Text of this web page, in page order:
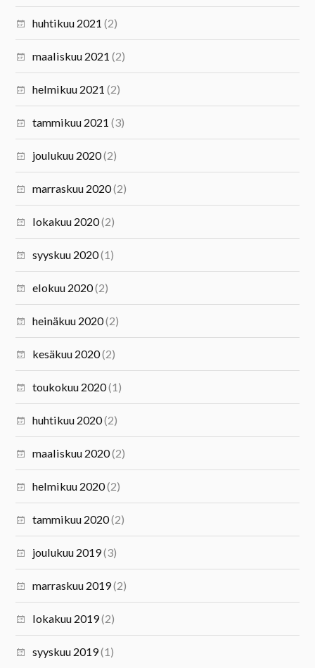
huhtikuu 2021 (2)
maaliskuu 2021 (2)
helmikuu 2021 (2)
tammikuu 2021 (3)
joulukuu 2020(2)
marraskuu 2020(2)
lokakuu 2020(2)
syyskuu 2020(1)
elokuu 2020(2)
heinäkuu 2020(2)
kesäkuu 2020(2)
toukokuu 2020(1)
huhtikuu 2020(2)
maaliskuu 2020(2)
helmikuu 2020(2)
tammikuu 2020(2)
joulukuu 2019(3)
marraskuu 2019(2)
lokakuu 2019(2)
syyskuu 2019(1)